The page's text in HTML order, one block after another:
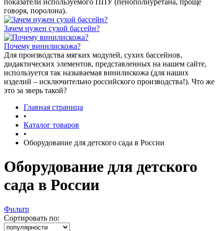
показатели используемого ППУ (пенополиуретана, проще
говоря, поролона).
Зачем нужен сухой бассейн?
Почему винилискожа?
Для производства мягких модулей, сухих бассейнов,
дидактических элементов, представленных на нашем сайте,
используется так называемая винилискожа (для наших
изделий – исключительно российского производства!). Что же
это за зверь такой?
Главная страница
•
Каталог товаров
•
Оборудование для детского сада в России
Оборудование для детского
сада в России
Фильтр
Сортировать по: